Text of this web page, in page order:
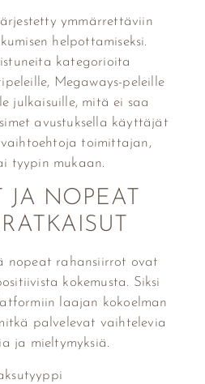
ymmärrettäviin
helpottamiseksi.
kategorioita
Megaways-peleille
julkaisuille, mitä ei saa
avustuksella käyttäjät
toimittajan,
tyypin mukaan.
JA NOPEAT
nopeat rahansiirrot ovat
kokemusta. Siksi
laajan kokoelman
palvelevat vaihtelevia
ja mieltymyksiä.